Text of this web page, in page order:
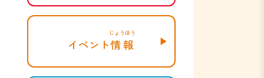
イベント情報
じょうほう